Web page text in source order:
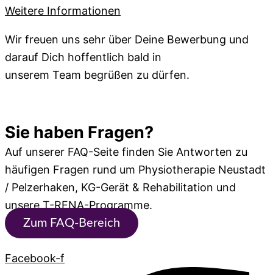
Weitere Informationen
Wir freuen uns sehr über Deine Bewerbung und
darauf Dich hoffentlich bald in
unserem Team begrüßen zu dürfen.
Sie haben Fragen?
Auf unserer FAQ-Seite finden Sie Antworten zu
häufigen Fragen rund um Physiotherapie Neustadt
/ Pelzerhaken, KG-Gerät & Rehabilitation und
unsere T-RENA-Programme.
Zum FAQ-Bereich
Facebook-f